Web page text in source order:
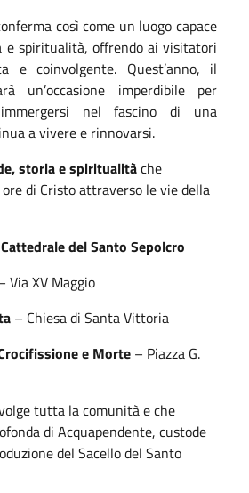
così come un luogo capace
spiritualità, offrendo ai visitatori
e coinvolgente. Quest’anno, il
un’occasione imperdibile per
nel fascino di una
a vivere e rinnovarsi.
storia e spiritualitàche
di Cristo attraverso le vie della
Cattedrale del Santo Sepolcro
Via XV Maggio
– Chiesa di Santa Vittoria
e Morte – Piazza G.
tutta la comunità e che
di Acquapendente, custode
del Sacello del Santo